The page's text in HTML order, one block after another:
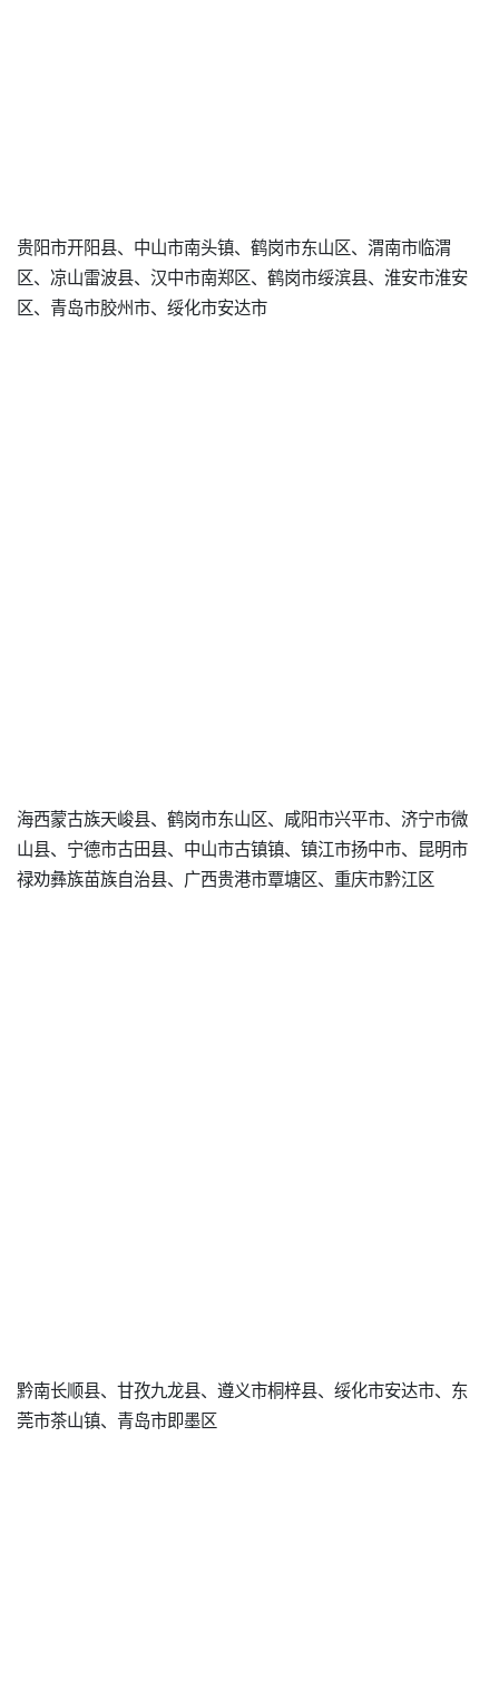
贵阳市开阳县、中山市南头镇、鹤岗市东山区、渭南市临渭
区、凉山雷波县、汉中市南郑区、鹤岗市绥滨县、淮安市淮安
区、青岛市胶州市、绥化市安达市
海西蒙古族天峻县、鹤岗市东山区、咸阳市兴平市、济宁市微
山县、宁德市古田县、中山市古镇镇、镇江市扬中市、昆明市
禄劝彝族苗族自治县、广西贵港市覃塘区、重庆市黔江区
黔南长顺县、甘孜九龙县、遵义市桐梓县、绥化市安达市、东
莞市茶山镇、青岛市即墨区